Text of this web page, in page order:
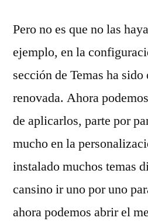
Pero no es que no las
ejemplo, en la
sección de Temas ha
renovada. Ahora
de aplicarlos, parte por
mucho en la
instalado muchos temas
cansino ir uno por uno
ahora podemos abrir el